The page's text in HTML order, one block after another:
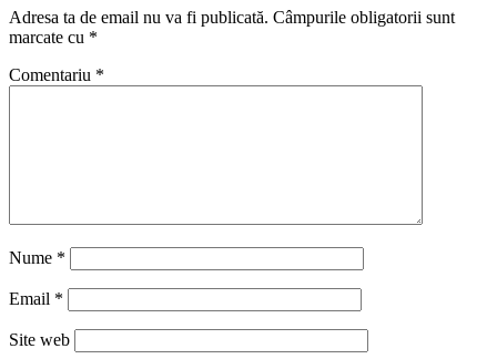
Adresa ta de email nu va fi publicată. Câmpurile obligatorii sunt
marcate cu *
Comentariu *
Nume *
Email *
Site web